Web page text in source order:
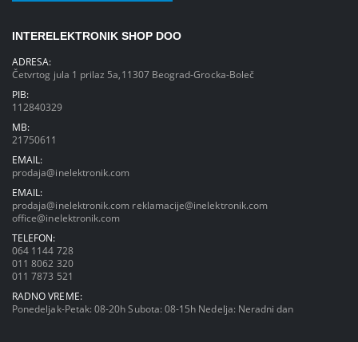
INTERELEKTRONIK SHOP DOO
ADRESA:
Četvrtog jula 1 prilaz 5a,11307 Beograd-Grocka-Boleč
PIB:
112840329
MB:
21750611
EMAIL:
prodaja@inelektronik.com
EMAIL:
prodaja@inelektronik.com reklamacije@inelektronik.com
office@inelektronik.com
TELEFON:
064 1144 728
011 8062 320
011 7873 521
RADNO VREME:
Ponedeljak-Petak: 08-20h Subota: 08-15h Nedelja: Neradni dan